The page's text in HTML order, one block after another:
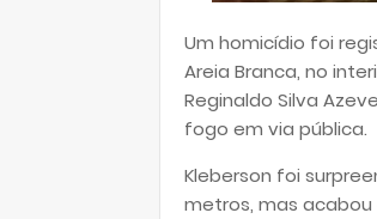
Um homicídio foi
Areia Branca, no
Reginaldo Silva
fogo em via pública.
Kleberson foi
metros, mas acabou